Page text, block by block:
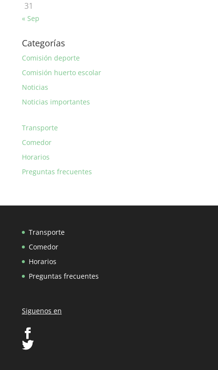
31
« Sep
Categorías
Comisión deporte
Comisión huerto escolar
Noticias
Noticias importantes
Transporte
Comedor
Horarios
Preguntas frecuentes
Transporte
Comedor
Horarios
Preguntas frecuentes
Siguenos en